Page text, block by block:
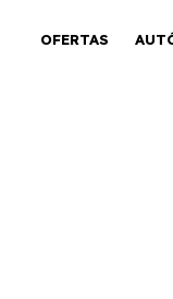
OFERTAS